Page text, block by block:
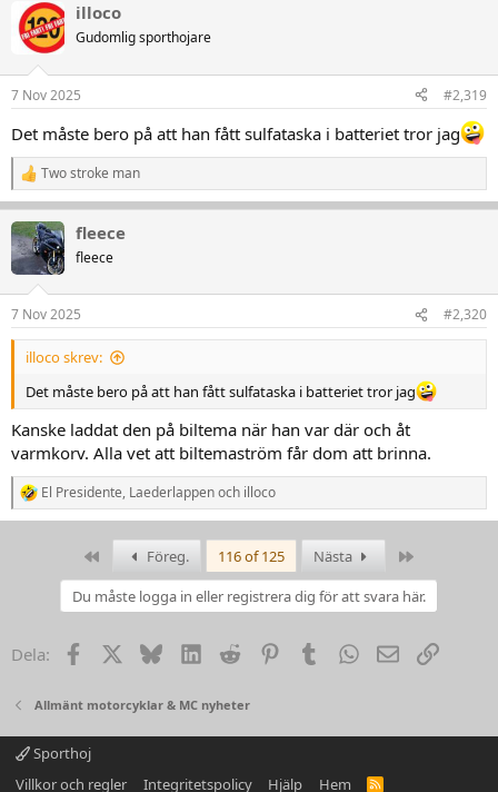
k
t
e
:
illoco
Gudomlig sporthojare
7 Nov 2025 #2,319
Det måste bero på att han fått sulfataska i batteriet tror jag
R
e
a
k
t
e
r
Two stroke man
fleece
fleece
7 Nov 2025 #2,320
illoco skrev:
Det måste bero på att han fått sulfataska i batteriet tror jag
Kanske laddat den på biltema när han var där och åt
varmkorv. Alla vet att biltemaström får dom att brinna.
R
e
r
El Presidente, Laederlappenoch illoco
Föreg. 116 of 125 Nästa
Du måste logga in eller registrera dig för att svara här.
Dela: Facebook BlueskyLinkedIn
Reddit PinterestTumblrWhatsApp
EmailLink
Allmänt motorcyklar & MC nyheter
Sporthoj
Villkor och regler
Integritetspolicy Hjälp Hem
R